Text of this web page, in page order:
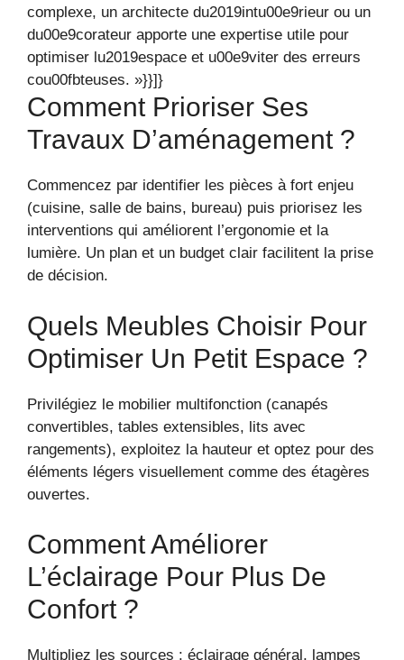
complexe, un architecte du2019intu00e9rieur ou un
du00e9corateur apporte une expertise utile pour
optimiser lu2019espace et u00e9viter des erreurs
cou00fbteuses. »}}]}
Comment Prioriser Ses
Travaux D’aménagement ?
Commencez par identifier les pièces à fort enjeu
(cuisine, salle de bains, bureau) puis priorisez les
interventions qui améliorent l’ergonomie et la
lumière. Un plan et un budget clair facilitent la prise
de décision.
Quels Meubles Choisir Pour
Optimiser Un Petit Espace ?
Privilégiez le mobilier multifonction (canapés
convertibles, tables extensibles, lits avec
rangements), exploitez la hauteur et optez pour des
éléments légers visuellement comme des étagères
ouvertes.
Comment Améliorer
L’éclairage Pour Plus De
Confort ?
Multipliez les sources : éclairage général, lampes